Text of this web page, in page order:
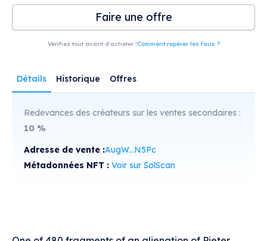
Faire une offre
Vérifiez tout avant d'acheter !Comment repérer les faux ?
Détails Historique Offres
Redevances des créateurs sur les ventes secondaires :
10 %
Adresse de vente :AugW...N5Pc
Métadonnées NFT : Voir sur SolScan